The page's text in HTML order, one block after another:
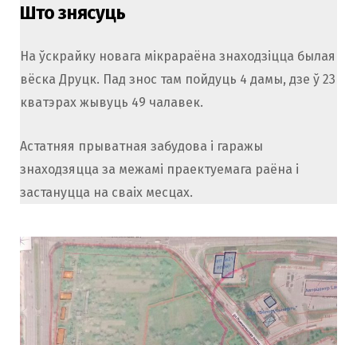
Што знясуць
На ўскрайку новага мікрараёна знаходзіцца былая
вёска Друцк. Пад знос там пойдуць 4 дамы, дзе ў 23
кватэрах жывуць 49 чалавек.
Астатняя прыватная забудова і гаражы
знаходзяцца за межамі праектуемага раёна і
застануцца на сваіх месцах.